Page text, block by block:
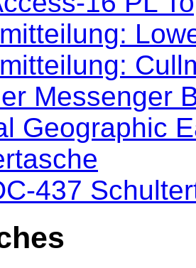
Messenger
Geographic
437